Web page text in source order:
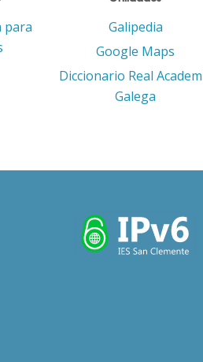
para
Galipedia
Google Maps
Diccionario Real
Galega